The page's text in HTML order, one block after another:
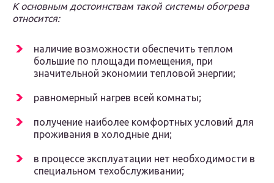
К основным достоинствам такой системы обогрева
относится:
наличие возможности обеспечить теплом
большие по площади помещения, при
значительной экономии тепловой энергии;
равномерный нагрев всей комнаты;
получение наиболее комфортных условий для
проживания в холодные дни;
в процессе эксплуатации нет необходимости в
специальном техобслуживании;